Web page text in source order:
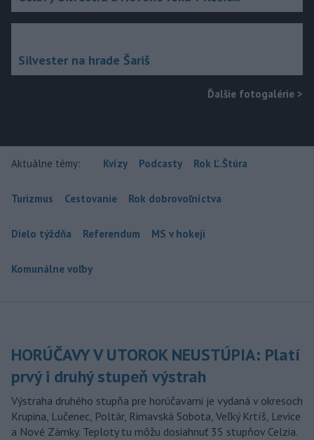
Silvester na hrade Šariš
Ďalšie fotogalérie >
Aktuálne témy: Kvízy Podcasty Rok Ľ.Štúra
Turizmus Cestovanie Rok dobrovoľníctva
Dielo týždňa Referendum MS v hokeji
Komunálne voľby
HORÚČAVY V UTOROK NEUSTÚPIA: Platí
prvý i druhý stupeň výstrah
Výstraha druhého stupňa pre horúčavami je vydaná v okresoch
Krupina, Lučenec, Poltár, Rimavská Sobota, Veľký Krtíš, Levice
a Nové Zámky. Teploty tu môžu dosiahnuť 35 stupňov Celzia.